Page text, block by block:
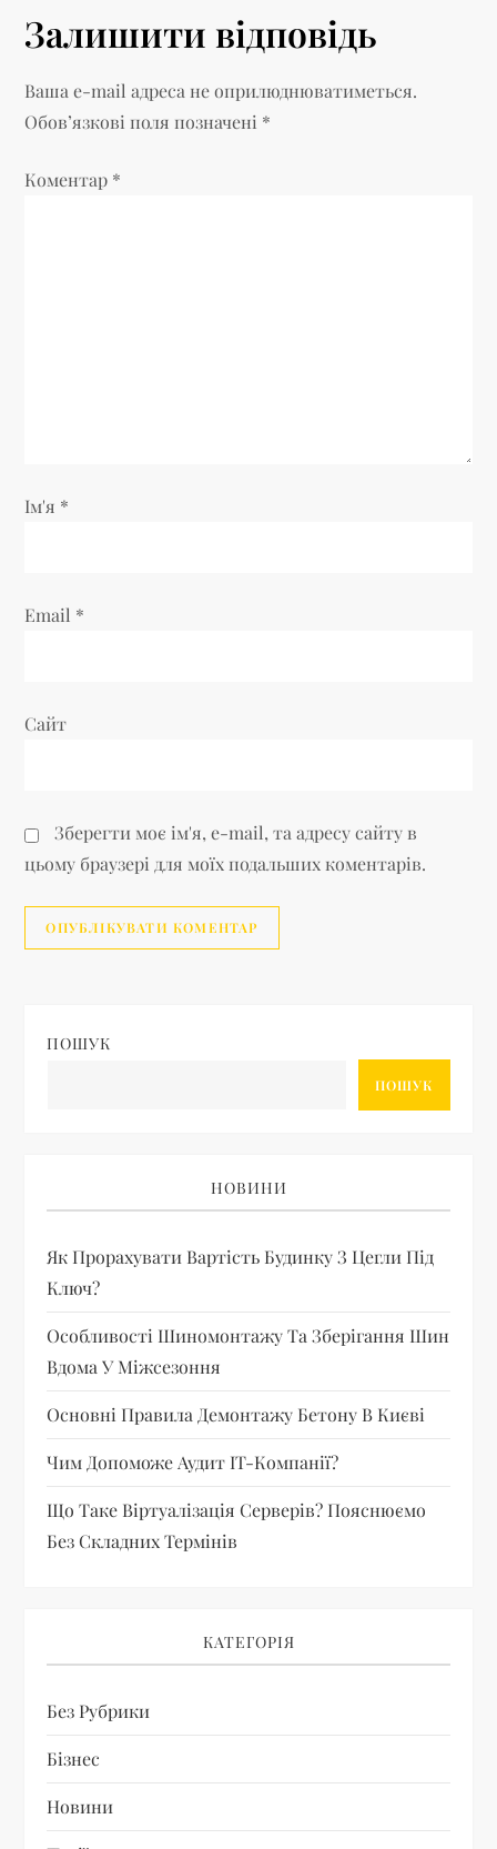
г
а
ц
і
с
в
Залишити відповідь
Ваша e-mail адреса не оприлюднюватиметься.
Обов’язкові поля позначені *
Коментар *
Ім'я *
Email *
Сайт
Зберегти моє ім'я, e-mail, та адресу сайту в
цьому браузері для моїх подальших коментарів.
ПОШУК
ПОШУК
НОВИНИ
Як Прорахувати Вартість Будинку З Цегли Під
Ключ?
Особливості Шиномонтажу Та Зберігання Шин
Вдома У Міжсезоння
Основні Правила Демонтажу Бетону В Києві
Чим Допоможе Аудит IT-Компанії?
Що Таке Віртуалізація Серверів? Пояснюємо
Без Складних Термінів
КАТЕГОРІЯ
Без Рубрики
Бізнес
Новини